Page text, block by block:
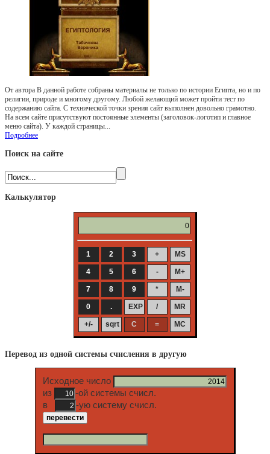
От автора В данной работе собраны материалы не только по истории Египта, но и по
религии, природе и многому другому. Любой желающий может пройти тест по
содержанию сайта. С технической точки зрения сайт выполнен довольно грамотно.
На всем сайте присутствуют постоянные элементы (заголовок-логотип и главное
меню сайта). У каждой страницы...
Подробнее
Поиск на сайте
Калькулятор
Перевод из одной системы счисления в другую
Исходное число
из
-ой системы счисл.
в
-ую систему счисл.